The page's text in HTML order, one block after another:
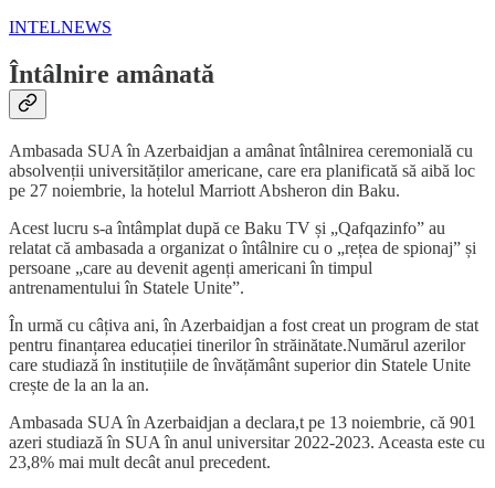
INTELNEWS
Întâlnire amânată
Ambasada SUA în Azerbaidjan a amânat întâlnirea ceremonială cu
absolvenții universităților americane, care era planificată să aibă loc
pe 27 noiembrie, la hotelul Marriott Absheron din Baku.
Acest lucru s-a întâmplat după ce Baku TV și „Qafqazinfo” au
relatat că ambasada a organizat o întâlnire cu o „rețea de spionaj” și
persoane „care au devenit agenți americani în timpul
antrenamentului în Statele Unite”.
În urmă cu câțiva ani, în Azerbaidjan a fost creat un program de stat
pentru finanțarea educației tinerilor în străinătate.Numărul azerilor
care studiază în instituțiile de învățământ superior din Statele Unite
crește de la an la an.
Ambasada SUA în Azerbaidjan a declara,t pe 13 noiembrie, că 901
azeri studiază în SUA în anul universitar 2022-2023. Aceasta este cu
23,8% mai mult decât anul precedent.